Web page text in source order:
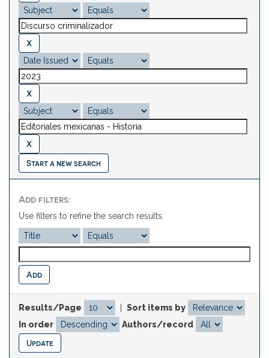
Start a new search
Add filters:
Use filters to refine the search results.
Results/Page
Sort items by
In order
Authors/record